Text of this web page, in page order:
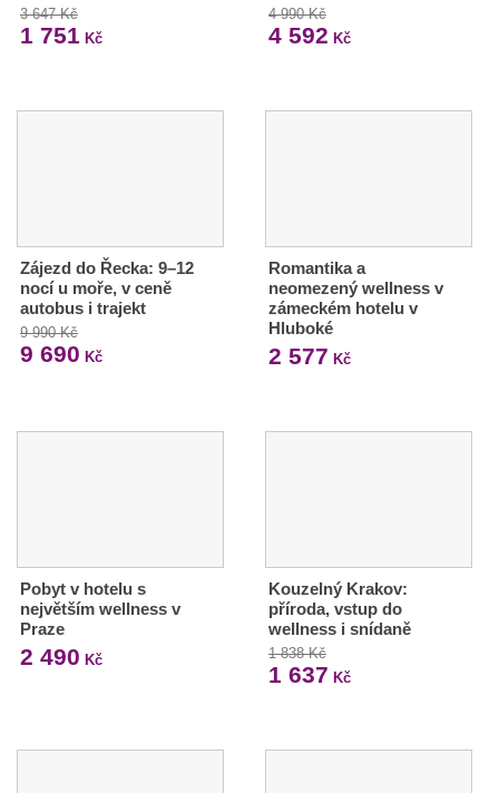
3 647 Kč
1 751 Kč
4 990 Kč
4 592 Kč
Zájezd do Řecka: 9–12
nocí u moře, v ceně
autobus i trajekt
9 990 Kč
9 690 Kč
Romantika a
neomezený wellness v
zámeckém hotelu v
Hluboké
2 577 Kč
Pobyt v hotelu s
největším wellness v
Praze
2 490 Kč
Kouzelný Krakov:
příroda, vstup do
wellness i snídaně
1 838 Kč
1 637 Kč